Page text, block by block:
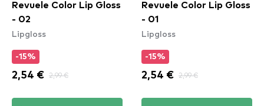
Revuele Color Lip Gloss
- 02
Lipgloss
-15%
2,54 € 2,99 €
Revuele Color Lip Gloss
- 01
Lipgloss
-15%
2,54 € 2,99 €